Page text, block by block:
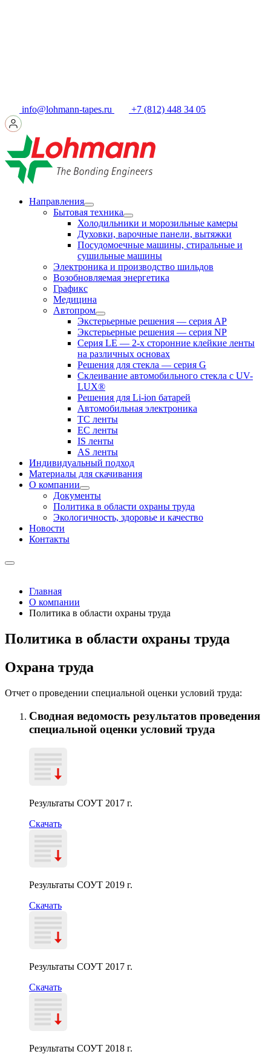
info@lohmann-tapes.ru +7 (812) 448 34 05
Направления
Бытовая техника
Холодильники и морозильные камеры
Духовки, варочные панели, вытяжки
Посудомоечные машины, стиральные и
сушильные машины
Электроника и производство шильдов
Возобновляемая энергетика
Графикс
Медицина
Автопром
Экстерьерные решения — серия AP
Экстерьерные решения — серия NP
Серия LE — 2-х сторонние клейкие ленты
на различных основах
Решения для стекла — серия G
Склеивание автомобильного стекла с UV-
LUX®
Решения для Li-ion батарей
Автомобильная электроника
ТС ленты
ЕС ленты
IS ленты
AS ленты
Индивидуальный подход
Материалы для скачивания
О компании
Документы
Политика в области охраны труда
Экологичность, здоровье и качество
Новости
Контакты
Главная
О компании
Политика в области охраны труда
Политика в области охраны труда
Охрана труда
Отчет о проведении специальной оценки условий труда:
Сводная ведомость результатов проведения
специальной оценки условий труда
Результаты СОУТ 2017 г.
Скачать
Результаты СОУТ 2019 г.
Скачать
Результаты СОУТ 2017 г.
Скачать
Результаты СОУТ 2018 г.